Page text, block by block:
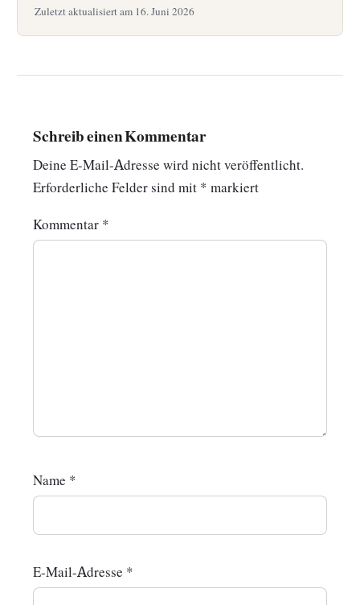
Zuletzt aktualisiert am 16. Juni 2026
Schreib einen Kommentar
Deine E-Mail-Adresse wird nicht veröffentlicht.
Erforderliche Felder sind mit * markiert
Kommentar *
Name *
E-Mail-Adresse *